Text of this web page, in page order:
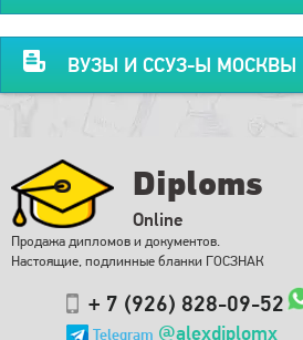
ВУЗЫ И ССУЗ-Ы МОСКВЫ
Diploms
Online
Продажа дипломов и документов.
Настоящие, подлинные бланки ГОСЗНАК
+ 7 (926) 828-09-52
Telegram @alexdiplomx